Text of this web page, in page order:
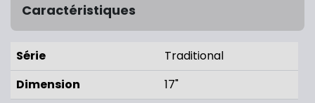
Caractéristiques
Série
Traditional
Dimension
17"